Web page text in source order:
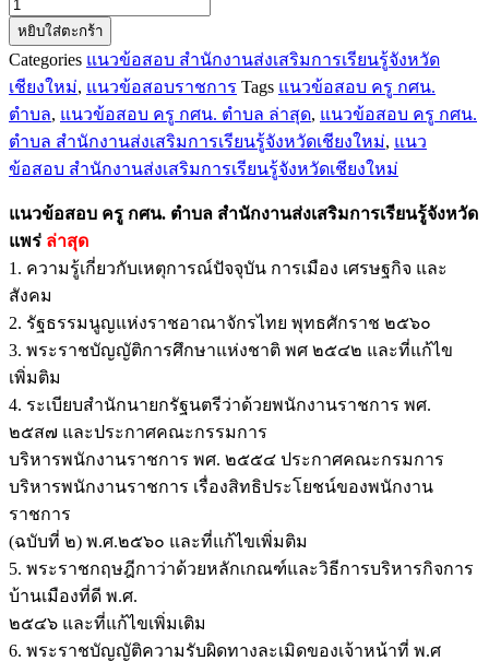
จำนวน
แนว
ข้อสอบ
ครู
กศน.
ตำบล
สำนักงาน
เสริม
การ
เรียน
รู้
จังหวัด
แพร่
ชิ้น
หยิบใส่ตะกร้า
Categories แนวข้อสอบ สำนักงานส่งเสริมการเรียนรู้จังหวัด
เชียงใหม่, แนวข้อสอบราชการ Tags แนวข้อสอบ ครู กศน.
ตำบล, แนวข้อสอบ ครู กศน. ตำบล ล่าสุด, แนวข้อสอบ ครู กศน.
ตำบล สำนักงานส่งเสริมการเรียนรู้จังหวัดเชียงใหม่, แนว
ข้อสอบ สำนักงานส่งเสริมการเรียนรู้จังหวัดเชียงใหม่
แนวข้อสอบ ครู กศน. ตำบล สำนักงานส่งเสริมการเรียนรู้จังหวัด
แพร่ ล่าสุด
1. ความรู้เกี่ยวกับเหตุการณ์ปัจจุบัน การเมือง เศรษฐกิจ และ
สังคม
2. รัฐธรรมนูญแห่งราชอาณาจักรไทย พุทธศักราช ๒๕๖๐
3. พระราชบัญญัติการศึกษาแห่งชาติ พศ ๒๕๔๒ และที่แก้ไข
เพิ่มติม
4. ระเบียบสำนักนายกรัฐนตรีว่าด้วยพนักงานราชการ พศ.
๒๕ส๗ และประกาศคณะกรรมการ
บริหารพนักงานราชการ พศ. ๒๕๕๔ ประกาศคณะกรมการ
บริหารพนักงานราชการ เรื่องสิทธิประโยชน์ของพนักงาน
ราชการ
(ฉบับที่ ๒) พ.ศ.๒๕๖๐ และที่แก้ไขเพิ่มติม
5. พระราชกฤษฎีกาว่าด้วยหลักเกณฑ์และวิธีการบริหารกิจการ
บ้านเมืองที่ดี พ.ศ.
๒๕๔๖ และที่แก้ไขเพิ่มเติม
6. พระราชบัญญัติความรับผิดทางละเมิดของเจ้าหน้าที่ พ.ศ